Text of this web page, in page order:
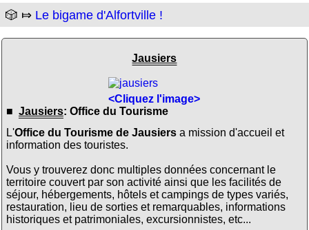
🎲 ⤇ Le bigame d'Alfortville !
Jausiers
<Cliquez l'image>
■ Jausiers: Office du Tourisme
L'Office du Tourisme de Jausiersa mission d'accueil et
information des touristes.
Vous y trouverez donc multiples données concernant le
territoire couvert par son activité ainsi que les facilités de
séjour, hébergements, hôtels et campings de types variés,
restauration, lieu de sorties et remarquables, informations
historiques et patrimoniales, excursionnistes, etc...